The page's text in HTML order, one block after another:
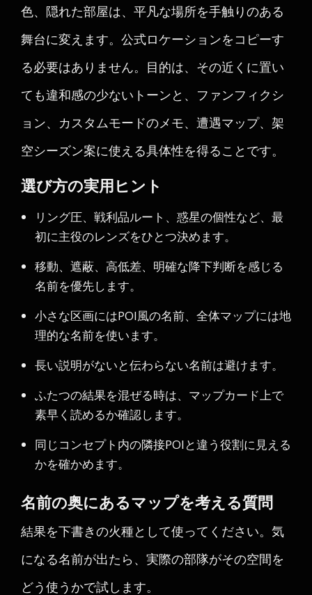
色、隠れた部屋は、平凡な場所を手触りのある
舞台に変えます。公式ロケーションをコピーす
る必要はありません。目的は、その近くに置い
ても違和感の少ないトーンと、ファンフィクシ
ョン、カスタムモードのメモ、遭遇マップ、架
空シーズン案に使える具体性を得ることです。
選び方の実用ヒント
リング圧、戦利品ルート、惑星の個性など、最
初に主役のレンズをひとつ決めます。
移動、遮蔽、高低差、明確な降下判断を感じる
名前を優先します。
小さな区画にはPOI風の名前、全体マップには地
理的な名前を使います。
長い説明がないと伝わらない名前は避けます。
ふたつの結果を混ぜる時は、マップカード上で
素早く読めるか確認します。
同じコンセプト内の隣接POIと違う役割に見える
かを確かめます。
名前の奥にあるマップを考える質問
結果を下書きの火種として使ってください。気
になる名前が出たら、実際の部隊がその空間を
どう使うかで試します。